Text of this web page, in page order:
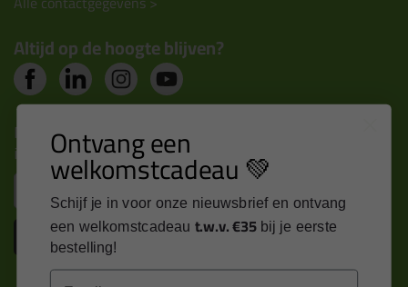
Altijd op de hoogte blijven?
Nieuws, tips en exclusieve deals rechtstreeks in je
inbox
Inschrijven
Ontvang een
welkomstcadeau 💚
Schijf je in voor onze nieuwsbrief en ontvang
een welkomstcadeau t.w.v. €35 bij je eerste
bestelling!
Email